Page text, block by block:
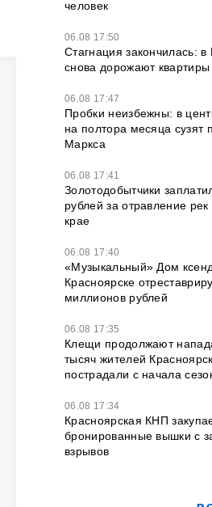
человек
06.08 17:50
Стагнация закончилась: в
снова дорожают квартиры
06.08 17:47
Пробки неизбежны: в
на полтора месяца сузят
Маркса
06.08 17:41
Золотодобытчики
рублей за отравление
крае
06.08 17:40
«Музыкальный» Дом
Красноярске
миллионов рублей
06.08 17:35
Клещи продолжают
тысяч жителей
пострадали с начала
06.08 17:34
Красноярская КНП
бронированные вышки с
взрывов